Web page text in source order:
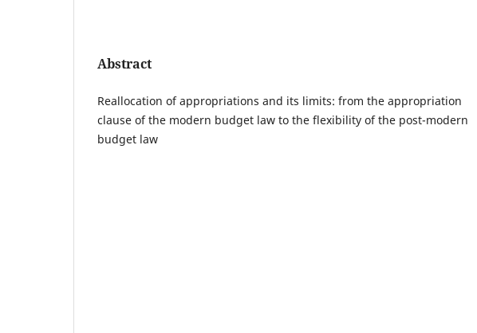
Abstract
Reallocation of appropriations and its limits: from the appropriation
clause of the modern budget law to the flexibility of the post-modern
budget law